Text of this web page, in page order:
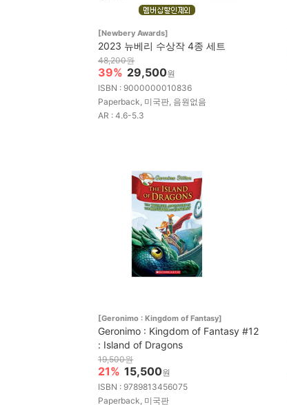
[Newbery Awards]
2023 뉴베리 수상작 4종 세트
48,200원
39% 29,500원
ISBN : 9000000010836
Paperback, 미국판, 음원없음
AR : 4.6-5.3
[Geronimo : Kingdom of Fantasy]
Geronimo : Kingdom of Fantasy #12
: Island of Dragons
19,500원
21% 15,500원
ISBN : 9789813456075
Paperback, 미국판